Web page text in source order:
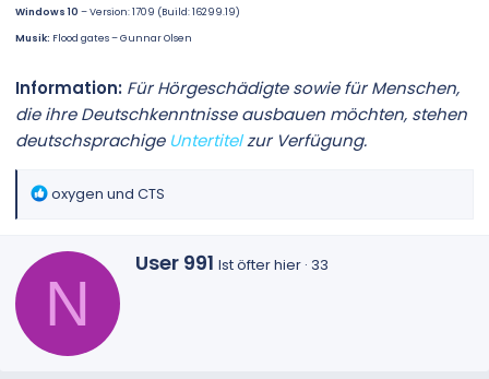
Windows 10 – Version: 1709 (Build: 16299.19)
Musik: Flood gates – Gunnar Olsen
Information: Für Hörgeschädigte sowie für Menschen,
die ihre Deutschkenntnisse ausbauen möchten, stehen
deutschsprachige Untertitelzur Verfügung.
R
k
t
o
oxygen und CTS
N
G
User 991 Ist öfter hier · 33